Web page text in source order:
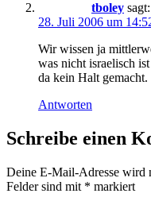
tboley sagt:
28. Juli 2006 um
Wir wissen ja
was nicht israelisch
da kein Halt gemacht.
Antworten
Schreibe einen
Deine E-Mail-Adresse wird
Felder sind mit * markiert